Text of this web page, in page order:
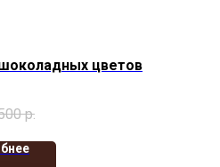
цветов
р.